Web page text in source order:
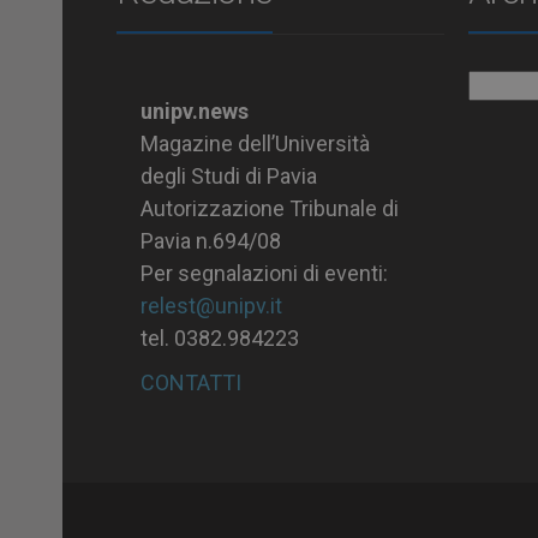
unipv.news
Magazine dell’Università
degli Studi di Pavia
Autorizzazione Tribunale di
Pavia n.694/08
Per segnalazioni di eventi:
relest@unipv.it
tel. 0382.984223
CONTATTI